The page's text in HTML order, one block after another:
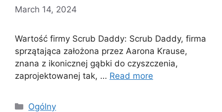
March 14, 2024
Wartość firmy Scrub Daddy: Scrub Daddy, firma
sprzątająca założona przez Aarona Krause,
znana z ikonicznej gąbki do czyszczenia,
zaprojektowanej tak, … Read more
Categories
Ogólny